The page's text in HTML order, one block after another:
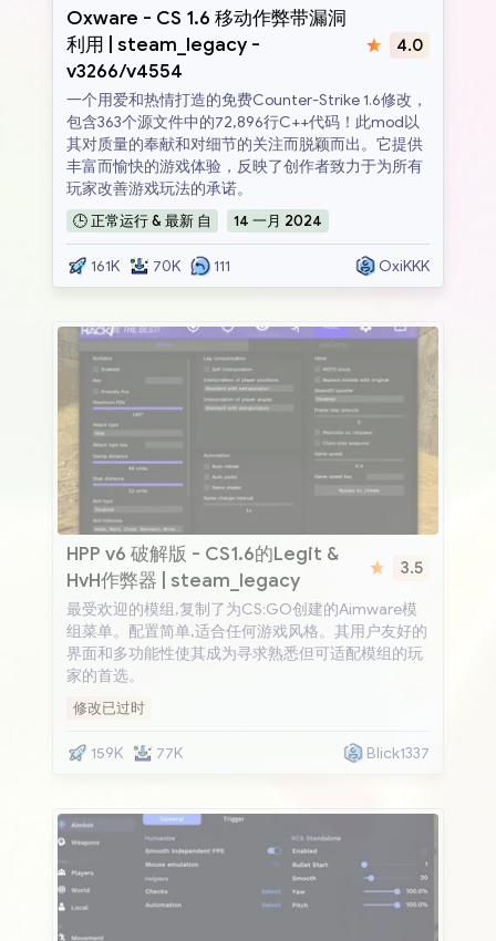
Oxware
Oxware - CS 1.6 移动作弊带漏洞
利用 | steam_legacy -
v3266/v4554
4.0
一个用爱和热情打造的免费Counter-Strike 1.6修改，
包含363个源文件中的72,896行C++代码！此mod以
其对质量的奉献和对细节的关注而脱颖而出。它提供
丰富而愉快的游戏体验，反映了创作者致力于为所有
玩家改善游戏玩法的承诺。
🕒正常运行 & 最新 自 14 一月 2024
161K 70K 111 OxiKKK
HPP v6
HPP v6 破解版 - CS1.6的Legit &
HvH作弊器 | steam_legacy
3.5
最受欢迎的模组,复制了为CS:GO创建的Aimware模
组菜单。配置简单,适合任何游戏风格。其用户友好的
界面和多功能性使其成为寻求熟悉但可适配模组的玩
家的首选。
修改已过时
159K 77K Blick1337